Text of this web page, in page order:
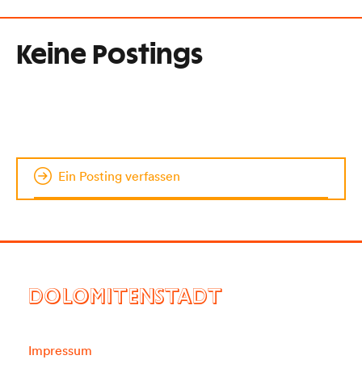
Keine Postings
Ein Posting verfassen
DOLOMITENSTADT
Impressum